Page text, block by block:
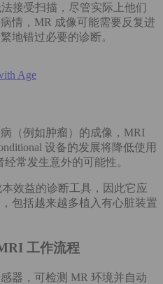
接受扫描，尽管实际上他们
情，MR 成像可能需要反复进
地错过必要的诊断。
（例如肿瘤）的成像，MRI
设备的发展将降低使用
常发生意外的可能性。
效益的诊断工具，因此它应
包括越来越多植入有心脏装置
工作流程
器，可检测 MR 环境并自动